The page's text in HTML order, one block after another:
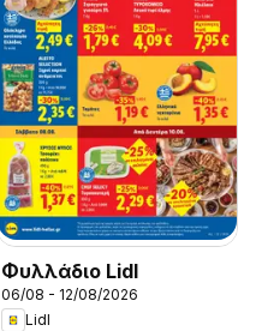
Φυλλάδιο Lidl
06/08 - 12/08/2026
Lidl